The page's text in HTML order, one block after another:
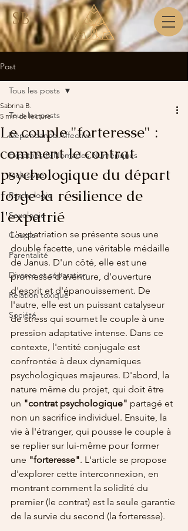
SB
Post
Tous les posts
Dépendance Affective
Expatriés & Nomades Numériques
Inclusivité
Psychologie
Sexologie
Couple
Parentalité
Divorce et séparation
Relation toxique
Société
Tous les posts
Le couple "forteresse" :
comment le contrat
psychologique du départ
forge la résilience de
l'expatrié
Sabrina B.
5 min de lecture
L'expatriation se présente sous une
double facette, une véritable médaille
de Janus. D'un côté, elle est une
promesse d'aventure, d'ouverture
d'esprit et d'épanouissement. De
l'autre, elle est un puissant catalyseur
de stress qui soumet le couple à une
pression adaptative intense. Dans ce
contexte, l'entité conjugale est
confrontée à deux dynamiques
psychologiques majeures. D'abord, la
nature même du projet, qui doit être
un "contrat psychologique" partagé et
non un sacrifice individuel. Ensuite, la
vie à l'étranger, qui pousse le couple à
se replier sur lui-même pour former
une "forteresse". L'article se propose
d'explorer cette interconnexion, en
montrant comment la solidité du
premier (le contrat) est la seule garantie
de la survie du second (la forteresse).